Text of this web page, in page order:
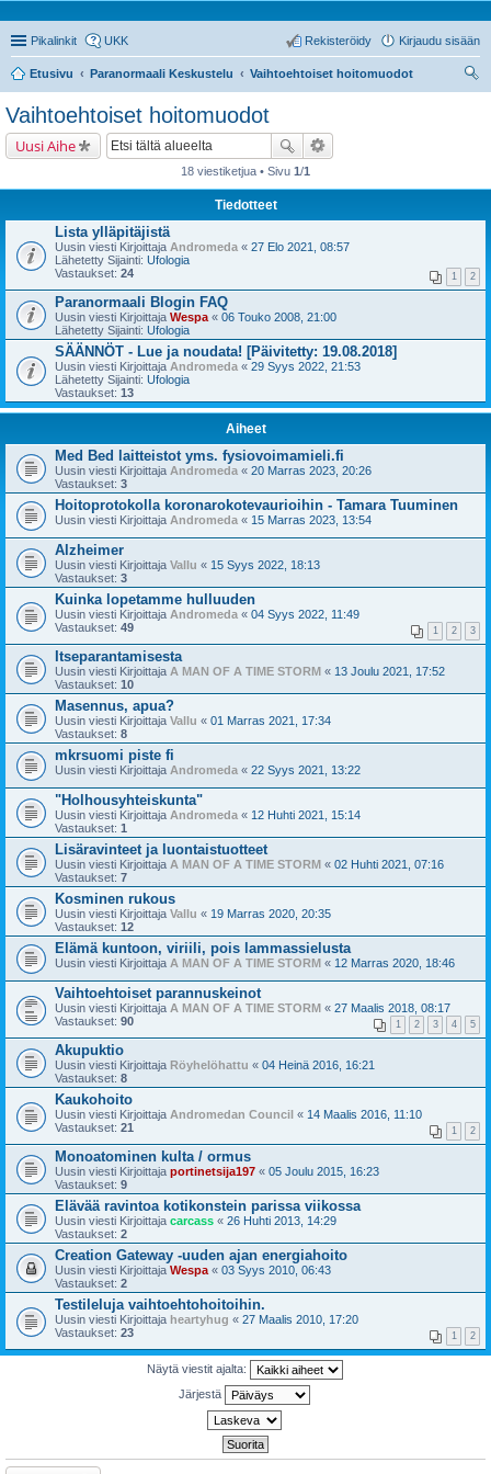
Pikalinkit UKK Kirjaudu sisään
Rekisteröidy
Etusivu Paranormaali Keskustelu
Vaihtoehtoiset hoitomuodot
Vaihtoehtoiset hoitomuodot
Uusi Aihe
18 viestiketjua • Sivu 1/1
Tiedotteet
Lista ylläpitäjistä
Uusin viesti Kirjoittaja Andromeda « 27 Elo 2021, 08:57
Lähetetty Sijainti: Ufologia
Vastaukset: 24 1 2
Paranormaali Blogin FAQ
Uusin viesti Kirjoittaja Wespa « 06 Touko 2008, 21:00
Lähetetty Sijainti: Ufologia
SÄÄNNÖT - Lue ja noudata! [Päivitetty: 19.08.2018]
Uusin viesti Kirjoittaja Andromeda « 29 Syys 2022, 21:53
Lähetetty Sijainti: Ufologia
Vastaukset: 13
Aiheet
Med Bed laitteistot yms. fysiovoimamieli.fi
Uusin viesti Kirjoittaja Andromeda « 20 Marras 2023, 20:26
Vastaukset: 3
Hoitoprotokolla koronarokotevaurioihin - Tamara Tuuminen
Uusin viesti Kirjoittaja Andromeda « 15 Marras 2023, 13:54
Alzheimer
Uusin viesti Kirjoittaja Vallu « 15 Syys 2022, 18:13
Vastaukset: 3
Kuinka lopetamme hulluuden
Uusin viesti Kirjoittaja Andromeda « 04 Syys 2022, 11:49
Vastaukset: 49 1 2 3
Itseparantamisesta
Uusin viesti Kirjoittaja A MAN OF A TIME STORM « 13 Joulu 2021, 17:52
Vastaukset: 10
Masennus, apua?
Uusin viesti Kirjoittaja Vallu « 01 Marras 2021, 17:34
Vastaukset: 8
mkrsuomi piste fi
Uusin viesti Kirjoittaja Andromeda « 22 Syys 2021, 13:22
"Holhousyhteiskunta"
Uusin viesti Kirjoittaja Andromeda « 12 Huhti 2021, 15:14
Vastaukset: 1
Lisäravinteet ja luontaistuotteet
Uusin viesti Kirjoittaja A MAN OF A TIME STORM « 02 Huhti 2021, 07:16
Vastaukset: 7
Kosminen rukous
Uusin viesti Kirjoittaja Vallu « 19 Marras 2020, 20:35
Vastaukset: 12
Elämä kuntoon, viriili, pois lammassielusta
Uusin viesti Kirjoittaja A MAN OF A TIME STORM « 12 Marras 2020, 18:46
Vaihtoehtoiset parannuskeinot
Uusin viesti Kirjoittaja A MAN OF A TIME STORM « 27 Maalis 2018, 08:17
Vastaukset: 90 1 2 3 4 5
Akupuktio
Uusin viesti Kirjoittaja Röyhelöhattu « 04 Heinä 2016, 16:21
Vastaukset: 8
Kaukohoito
Uusin viesti Kirjoittaja Andromedan Council « 14 Maalis 2016, 11:10
Vastaukset: 21 1 2
Monoatominen kulta / ormus
Uusin viesti Kirjoittaja portinetsija197 « 05 Joulu 2015, 16:23
Vastaukset: 9
Elävää ravintoa kotikonstein parissa viikossa
Uusin viesti Kirjoittaja carcass « 26 Huhti 2013, 14:29
Vastaukset: 2
Creation Gateway -uuden ajan energiahoito
Uusin viesti Kirjoittaja Wespa « 03 Syys 2010, 06:43
Vastaukset: 2
Testileluja vaihtoehtohoitoihin.
Uusin viesti Kirjoittaja heartyhug « 27 Maalis 2010, 17:20
Vastaukset: 23 1 2
Näytä viestit ajalta:
Järjestä